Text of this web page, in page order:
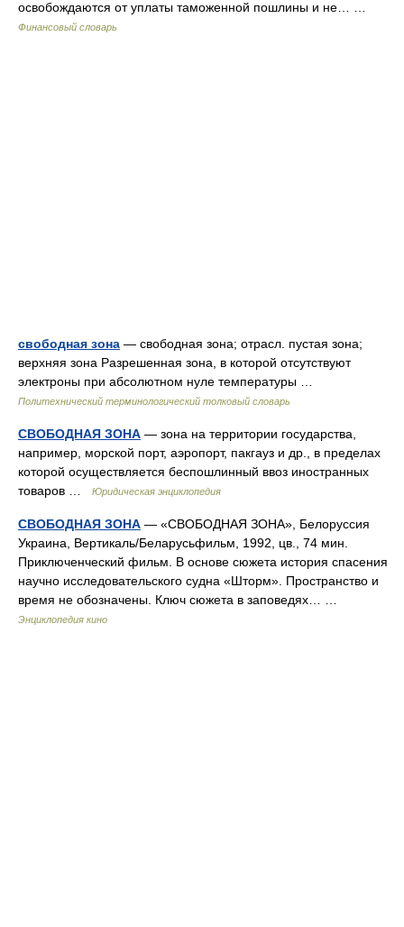
освобождаются от уплаты таможенной пошлины и не… …
Финансовый словарь
свободная зона — свободная зона; отрасл. пустая зона;
верхняя зона Разрешенная зона, в которой отсутствуют
электроны при абсолютном нуле температуры …
Политехнический терминологический толковый словарь
СВОБОДНАЯ ЗОНА — зона на территории государства,
например, морской порт, аэропорт, пакгауз и др., в пределах
которой осуществляется беспошлинный ввоз иностранных
товаров …
Юридическая энциклопедия
СВОБОДНАЯ ЗОНА — «СВОБОДНАЯ ЗОНА», Белоруссия
Украина, Вертикаль/Беларусьфильм, 1992, цв., 74 мин.
Приключенческий фильм. В основе сюжета история спасения
научно исследовательского судна «Шторм». Пространство и
время не обозначены. Ключ сюжета в заповедях… …
Энциклопедия кино